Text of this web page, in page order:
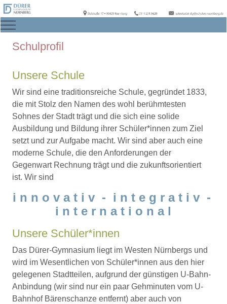
Mobile Menu Toggle
Schulprofil
Unsere Schule
Wir sind eine traditionsreiche Schule, gegründet 1833,
die mit Stolz den Namen des wohl berühmtesten
Sohnes der Stadt trägt und die sich eine solide
Ausbildung und Bildung ihrer Schüler*innen zum Ziel
setzt und zur Aufgabe macht. Wir sind aber auch eine
moderne Schule, die den Anforderungen der
Gegenwart Rechnung trägt und die zukunftsorientiert
ist. Wir sind
i n n o v a t i v - i n t e g r a t i v -
i n t e r n a t i o n a l
Unsere Schüler*innen
Das Dürer-Gymnasium liegt im Westen Nürnbergs und
wird im Wesentlichen von Schüler*innen aus den hier
gelegenen Stadtteilen, aufgrund der günstigen U-Bahn-
Anbindung (wir sind nur ein paar Gehminuten vom U-
Bahnhof Bärenschanze entfernt) aber auch von